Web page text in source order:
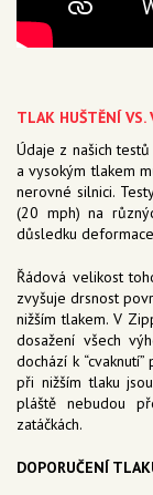
TLAK HUŠTĚNÍ VS.
Údaje z našich
a vysokým tlakem
nerovné silnici.
(20 mph) na
důsledku
Řádová velikost
zvyšuje drsnost
nižším tlakem. V
dosažení všech
dochází k
při nižším tlaku
pláště nebudou
zatáčkách.
DOPORUČENÍ